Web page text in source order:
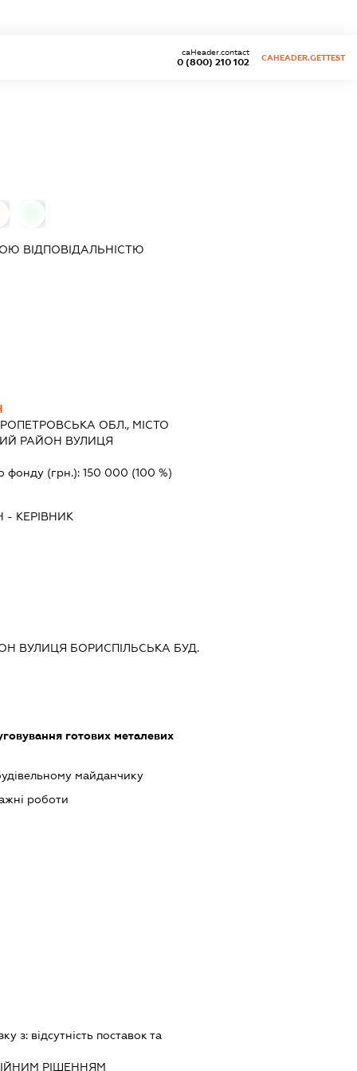
0 (800) 210 102
caHeader.contact
CAHEADER.GETTEST
ВІДПОВІДАЛЬНІСТЮ
ОБЛ., МІСТО
РАЙОН ВУЛИЦЯ
фонду (грн.): 150 000 (100 %)
- КЕРІВНИК
ВУЛИЦЯ БОРИСПІЛЬСЬКА БУД.
готових металевих
майданчику
роботи
з: вiдсутнiсть поставок та
РIШЕННЯМ